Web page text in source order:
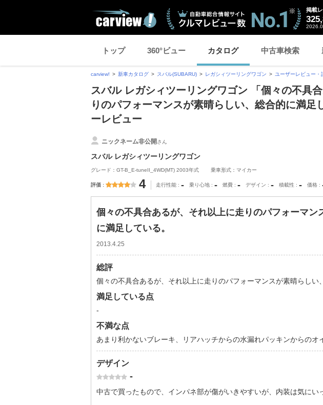
掲載
トップ 360°ビュー カタログ 中古車検索
carview! 新車カタログ スバル(SUBARU) レガシィツーリングワゴン ユーザーレビュー・
スバル レガシィツーリングワゴン 「個々の不具
りのパフォーマンスが素晴らしい、総合的に満足
ーレビュー
ニックネーム非公開さん
スバル レガシィツーリングワゴン
グレード：GT-B_E-tuneII_4WD(MT) 2003年式 乗車形式：マイカー
評価 4 走行性能 - 乗り心地 - 燃費 - デザイン - 積載性 - 価格
個々の不具合あるが、それ以上に走りのパフォーマン
に満足している。
2013.4.25
総評
個々の不具合あるが、それ以上に走りのパフォーマンスが素晴らしい
満足している点
-
不満な点
あまり利かないブレーキ、リアハッチからの水漏れパッキンからのオ
デザイン
-
中古で買ったもので、インパネ部が傷がいきやすいが、内装は気にい